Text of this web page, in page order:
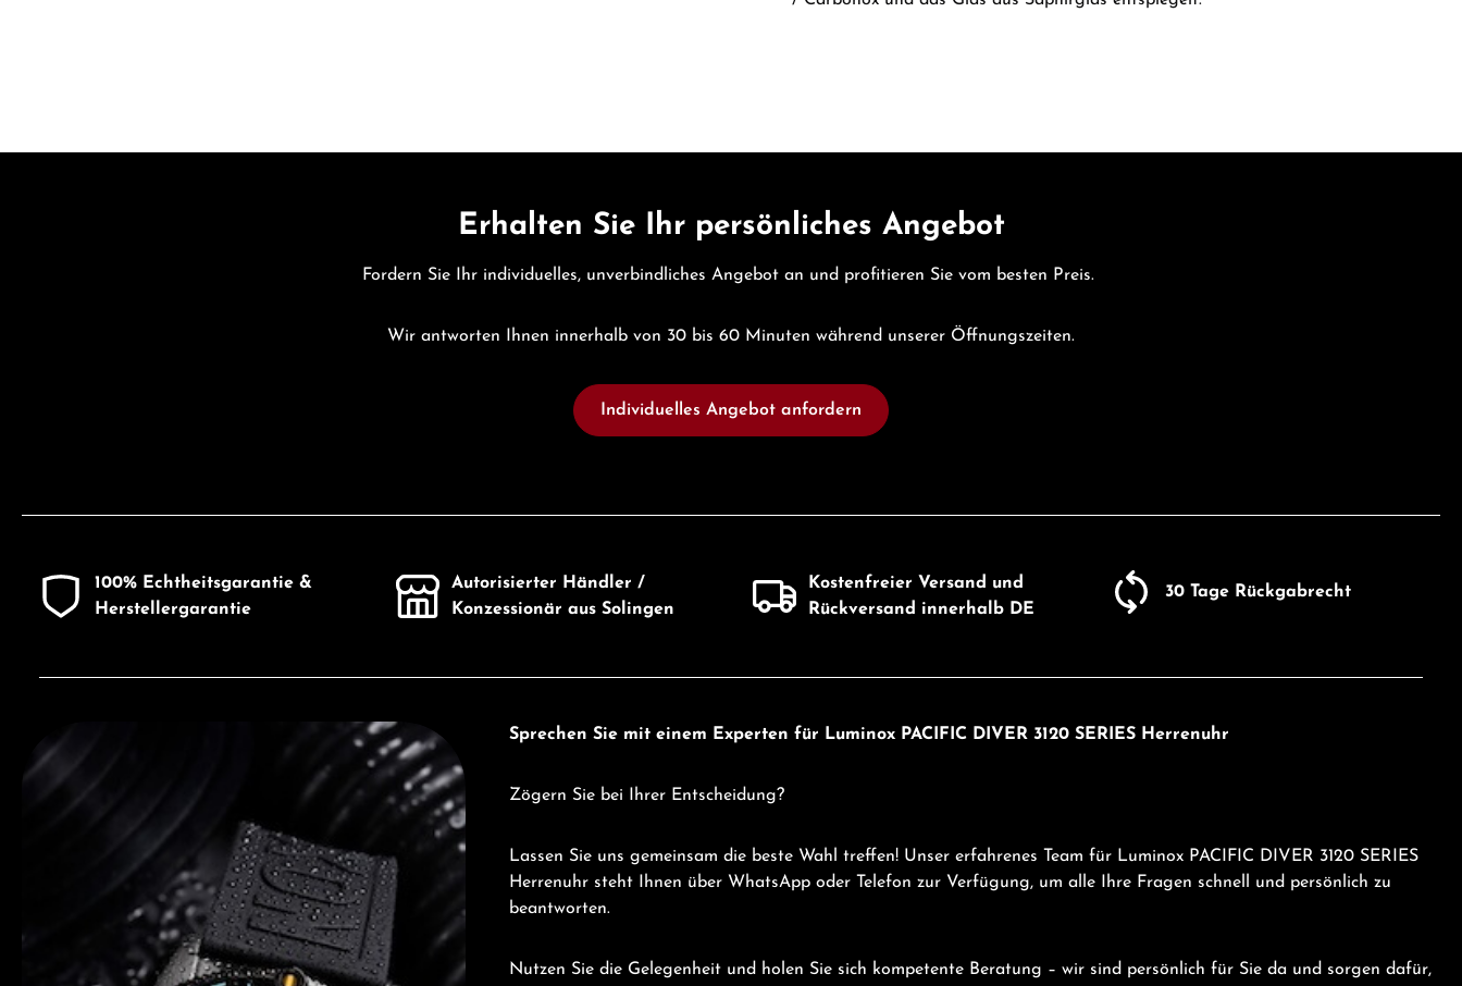
Erhalten Sie Ihr persönliches Angebot
Fordern Sie Ihr individuelles, unverbindliches Angebot an und profitieren Sie vom besten Preis.
Wir antworten Ihnen innerhalb von 30 bis 60 Minuten während unserer Öffnungszeiten.
Individuelles Angebot anfordern
100% Echtheitsgarantie &
Herstellergarantie
Autorisierter Händler /
Konzessionär aus Solingen
Kostenfreier Versand und
Rückversand innerhalb DE
30 Tage Rückgabrecht
Sprechen Sie mit einem Experten für Luminox PACIFIC DIVER 3120 SERIES Herrenuhr
Zögern Sie bei Ihrer Entscheidung?
Lassen Sie uns gemeinsam die beste Wahl treffen! Unser erfahrenes Team für Luminox PACIFIC DIVER 3120 SERIES
Herrenuhr steht Ihnen über WhatsApp oder Telefon zur Verfügung, um alle Ihre Fragen schnell und persönlich zu
beantworten.
Nutzen Sie die Gelegenheit und holen Sie sich kompetente Beratung – wir sind persönlich für Sie da und sorgen dafür,